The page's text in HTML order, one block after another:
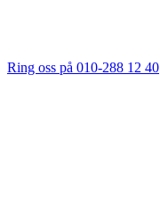
Ring oss på 010-288 12 40